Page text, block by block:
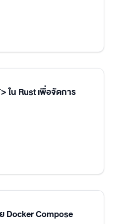
ใน Rust เพื่อจัดการ
Docker Compose